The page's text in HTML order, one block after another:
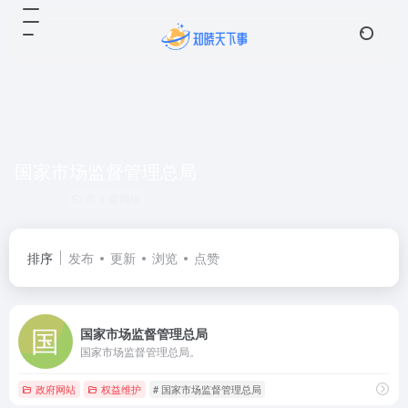
排序 发布 更新 浏览 点赞
国家市场监督管理总局
国家市场监督管理总局。
政府网站 权益维护 # 国家市场监督管理总局